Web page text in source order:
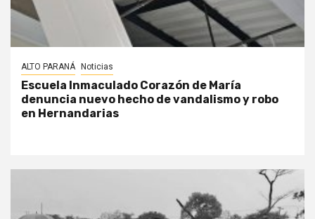
ALTO PARANÁ Noticias
Escuela Inmaculado Corazón de María
denuncia nuevo hecho de vandalismo y robo
en Hernandarias